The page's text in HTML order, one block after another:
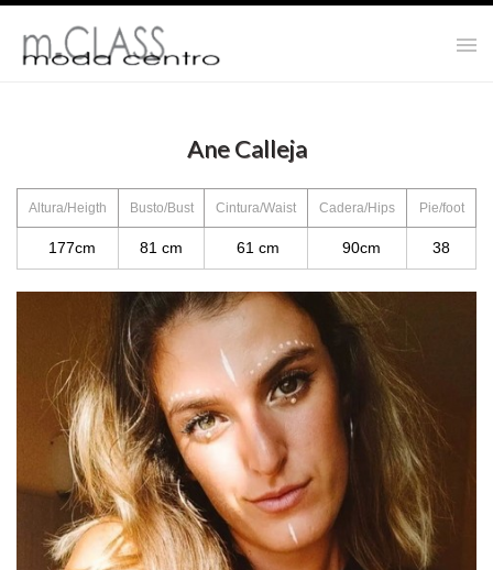
Ane Calleja
Altura/Heigth Busto/Bust Cintura/Waist Cadera/Hips Pie/foot
177cm 81 cm 61 cm 90cm 38